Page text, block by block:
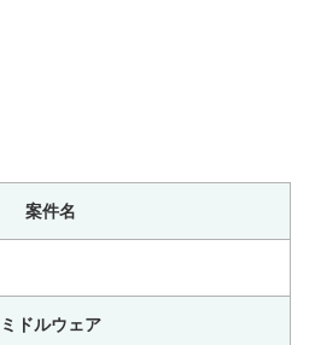
案件名
ミドルウェア